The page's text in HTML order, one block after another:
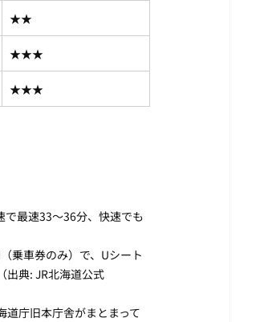
★★
★★★
★★★
で最速33〜36分、快速でも
乗車券のみ）で、Uシート
出典: JR北海道公式
道庁旧本庁舎がまとまって